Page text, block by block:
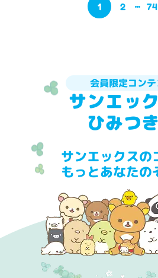
1 2 74
会員限定コン
サンエッ
ひみつ
サンエックスの
もっとあなたの